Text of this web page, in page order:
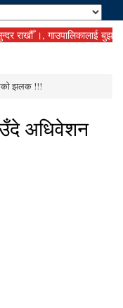
।, गाउपालिकालाई बुझाउनु
झलक !!!
अधिवेशन